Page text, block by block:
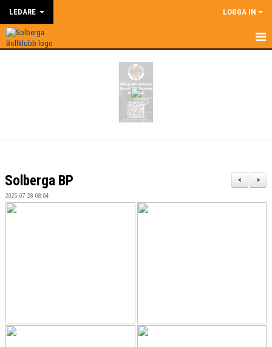
LEDARE LOGGA IN
DOKUMENT
>
<
Solberga BP
2025-07-28 08:04